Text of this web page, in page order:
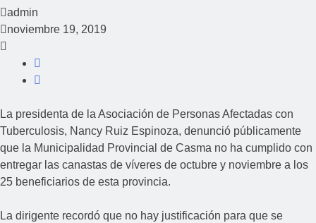
admin
noviembre 19, 2019
La presidenta de la Asociación de Personas Afectadas con
Tuberculosis, Nancy Ruiz Espinoza, denunció públicamente
que la Municipalidad Provincial de Casma no ha cumplido con
entregar las canastas de víveres de octubre y noviembre a los
25 beneficiarios de esta provincia.
La dirigente recordó que no hay justificación para que se